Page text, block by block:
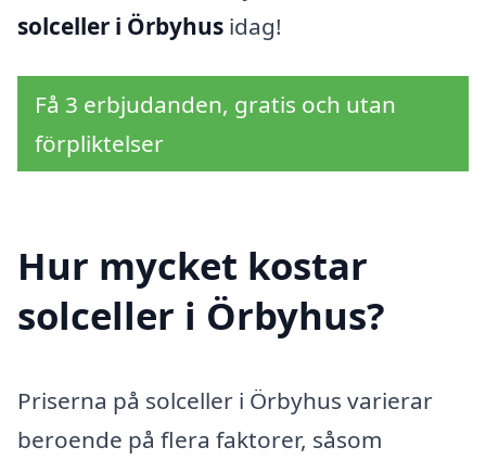
solceller i Örbyhus idag!
Få 3 erbjudanden, gratis och utan
förpliktelser
Hur mycket kostar
solceller i Örbyhus?
Priserna på solceller i Örbyhus varierar
beroende på flera faktorer, såsom